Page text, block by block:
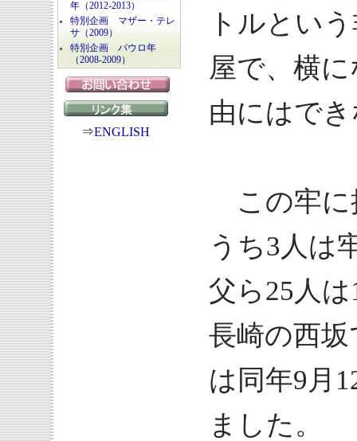
年（2012-2013）
特別企画 マザー・テレ
サ（2009）
特別企画 パウロ年
（2008-2009）
⇒ENGLISH
トルとい
屋で、横
由にはで
この牢に
うち3人は
父ら25人
長崎の西
は同年9月
ました。